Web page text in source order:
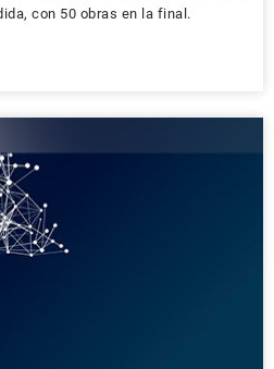
con 50 obras en la final.